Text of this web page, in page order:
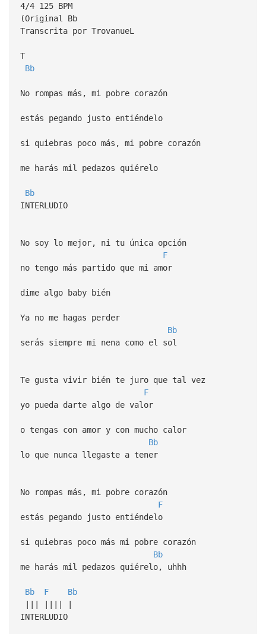
4/4 125 BPM
(Original Bb
Transcrita por TrovanueL
T
Bb
No rompas más, mi pobre corazón
estás pegando justo entiéndelo
si quiebras poco más, mi pobre corazón
me harás mil pedazos quiérelo
Bb
INTERLUDIO
No soy lo mejor, ni tu única opción
F
no tengo más partido que mi amor
dime algo baby bién
Ya no me hagas perder
Bb
serás siempre mi nena como el sol
Te gusta vivir bién te juro que tal vez
F
yo pueda darte algo de valor
o tengas con amor y con mucho calor
Bb
lo que nunca llegaste a tener
No rompas más, mi pobre corazón
F
estás pegando justo entiéndelo
si quiebras poco más mi pobre corazón
Bb
me harás mil pedazos quiérelo, uhhh
Bb F
Bb
||| |||| |
INTERLUDIO